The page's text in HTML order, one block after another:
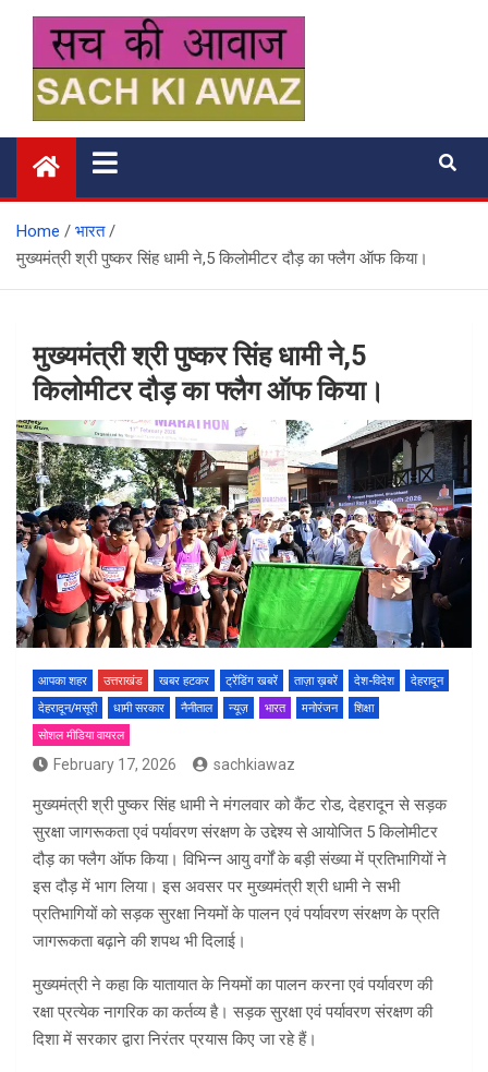
content
सच की आवाज
Home
भारत
मुख्यमंत्री श्री पुष्कर सिंह धामी ने,5 किलोमीटर दौड़ का फ्लैग ऑफ किया।
मुख्यमंत्री श्री पुष्कर सिंह धामी ने,5
किलोमीटर दौड़ का फ्लैग ऑफ किया।
आपका शहर उत्तराखंड खबर हटकर ट्रेंडिंग खबरें ताज़ा ख़बरें देश-विदेश
देहरादून
देहरादून/मसूरी
धामी सरकार नैनीताल न्यूज़ भारत मनोरंजन
शिक्षा
सोशल मीडिया वायरल
February 17, 2026 sachkiawaz
मुख्यमंत्री श्री पुष्कर सिंह धामी ने मंगलवार को कैंट रोड, देहरादून से सड़क
सुरक्षा जागरूकता एवं पर्यावरण संरक्षण के उद्देश्य से आयोजित 5 किलोमीटर
दौड़ का फ्लैग ऑफ किया। विभिन्न आयु वर्गों के बड़ी संख्या में प्रतिभागियों ने
इस दौड़ में भाग लिया। इस अवसर पर मुख्यमंत्री श्री धामी ने सभी
प्रतिभागियों को सड़क सुरक्षा नियमों के पालन एवं पर्यावरण संरक्षण के प्रति
जागरूकता बढ़ाने की शपथ भी दिलाई।
मुख्यमंत्री ने कहा कि यातायात के नियमों का पालन करना एवं पर्यावरण की
रक्षा प्रत्येक नागरिक का कर्तव्य है। सड़क सुरक्षा एवं पर्यावरण संरक्षण की
दिशा में सरकार द्वारा निरंतर प्रयास किए जा रहे हैं।